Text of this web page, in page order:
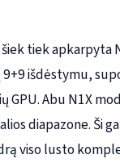
tiek apkarpyta
išdėstymu,
GPU. Abu N1X
diapazone. Ši
viso lusto